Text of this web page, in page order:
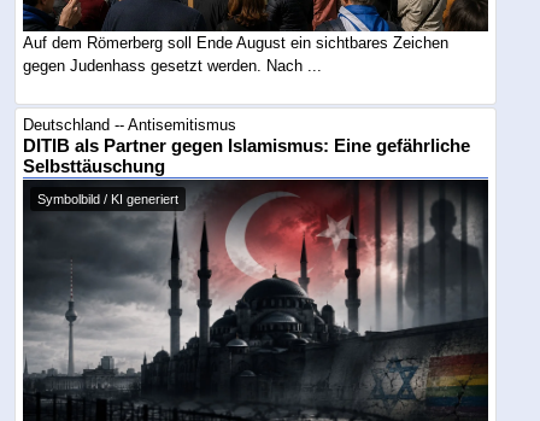
Auf dem Römerberg soll Ende August ein sichtbares Zeichen
gegen Judenhass gesetzt werden. Nach ...
Deutschland -- Antisemitismus
DITIB als Partner gegen Islamismus: Eine gefährliche
Selbsttäuschung
Symbolbild / KI generiert